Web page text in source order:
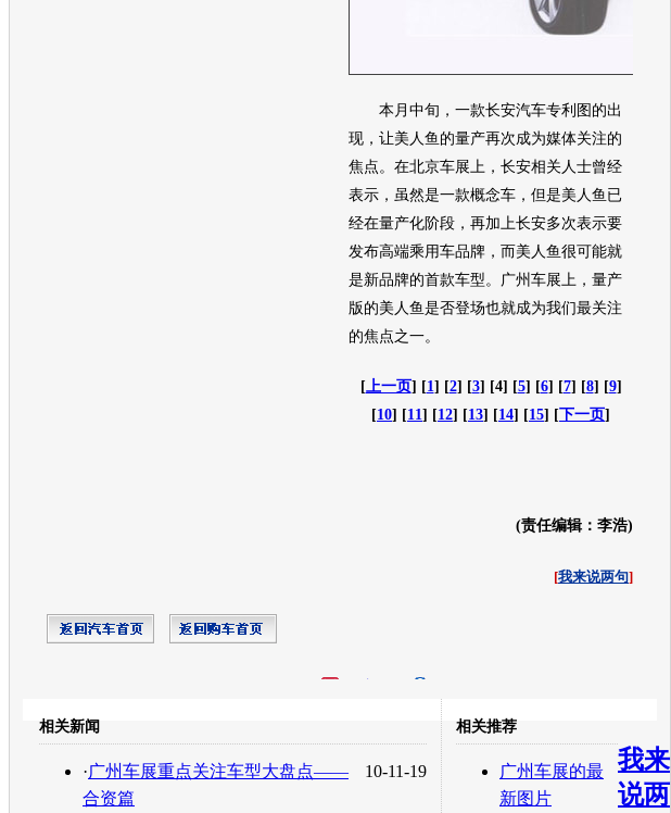
本月中旬，一款长安汽车专利图的出
现，让美人鱼 的量产再次成为媒体关注的
焦点。在北京车展 上， 长安相关人士曾经
表示，虽然是一款概念车 ，但是美人鱼 已
经在量产化阶段，再加上长安多次表示要
发布高端乘用车品牌，而 美人鱼很可能就
是新品牌的首款车型。
广州车展 上，量产
版的美人鱼是否登场也就成为我们最关注
的焦点之一。
[上一页] [1 ] [2] [3] [4] [5] [6] [7] [8] [9]
[10] [11 ] [12] [13] [14] [15] [下一页]
(责任编辑：李浩)
[我来说两句]
转发至： 白社会 百度i贴吧
相关新闻
10-11-19
·广州车展重点关注车型大盘点——
合资篇
相关推荐
广州车展的最
新图片
我来
说两